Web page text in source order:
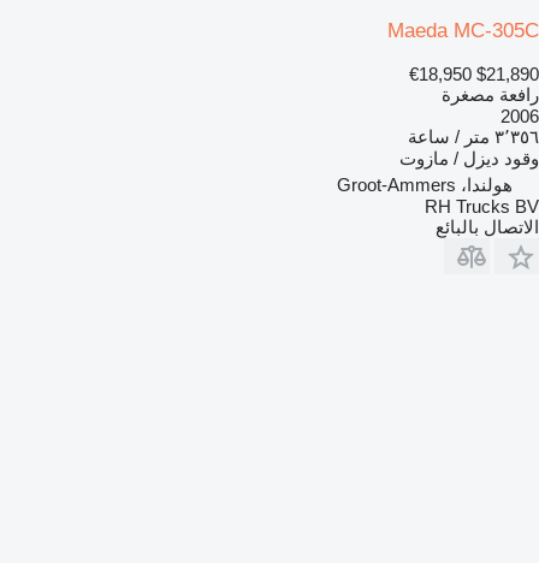
Maeda MC-305C
$21,890
€18,950
رافعة مصغرة
2006
٣٬٣٥٦ متر / ساعة
وقود ديزل / مازوت
هولندا، Groot-Ammers
RH Trucks BV
الاتصال بالبائع